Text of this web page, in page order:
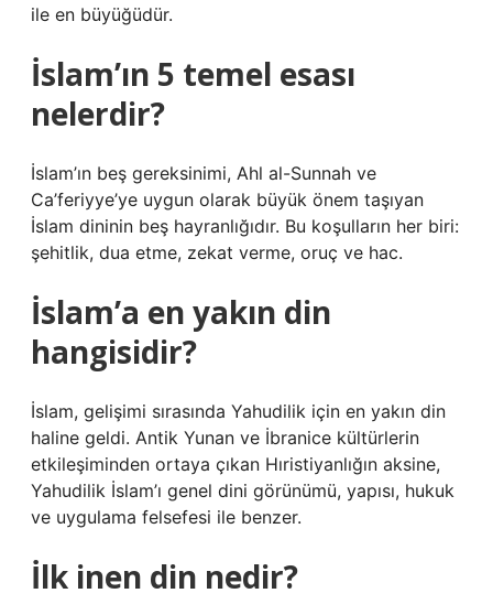
ile en büyüğüdür.
İslam’ın 5 temel esası
nelerdir?
İslam’ın beş gereksinimi, Ahl al-Sunnah ve
Ca’feriyye’ye uygun olarak büyük önem taşıyan
İslam dininin beş hayranlığıdır. Bu koşulların her biri:
şehitlik, dua etme, zekat verme, oruç ve hac.
İslam’a en yakın din
hangisidir?
İslam, gelişimi sırasında Yahudilik için en yakın din
haline geldi. Antik Yunan ve İbranice kültürlerin
etkileşiminden ortaya çıkan Hıristiyanlığın aksine,
Yahudilik İslam’ı genel dini görünümü, yapısı, hukuk
ve uygulama felsefesi ile benzer.
İlk inen din nedir?